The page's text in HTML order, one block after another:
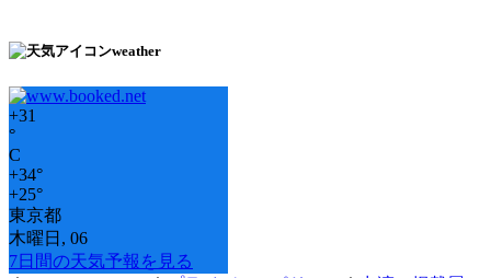
weather
+31
°
C
+34°
+25°
東京都
木曜日, 06
7日間の天気予報を見る